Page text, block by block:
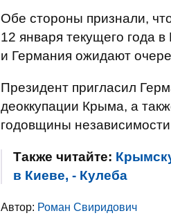
Обе стороны признали,
12 января текущего года
и Германия ожидают
Президент пригласил
деоккупации Крыма, а
годовщины
Также читайте:
в Киеве, - Кулеба
Автор: Роман Свиридович